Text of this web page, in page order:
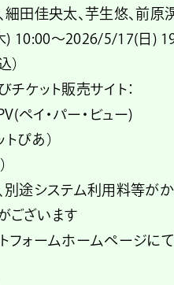
細田佳央太、芋生悠、前原
) 10:00～2026/5/17(日)
）
チケット販売サイト：
ペイ・パー・ビュー)
トぴあ）
別途システム利用料等が
ございます
フォームホームページに